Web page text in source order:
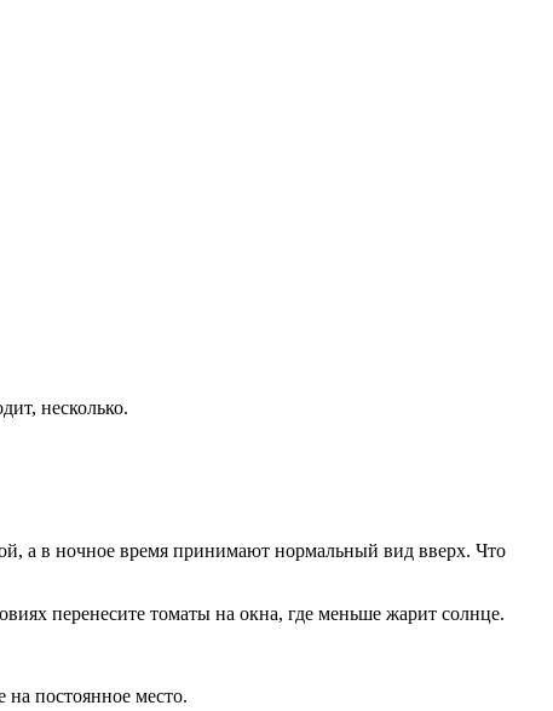
несколько.
а в ночное время принимают нормальный вид вверх. Что
перенесите томаты на окна, где меньше жарит солнце.
постоянное место.